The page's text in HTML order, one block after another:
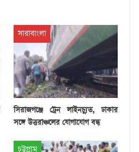
সারাবাংলা
সিরাজগঞ্জে ট্রেন লাইনচ্যুত, ঢাকার
সঙ্গে উত্তরাঞ্চলের যোগাযোগ বন্ধ
চট্টগ্রাম